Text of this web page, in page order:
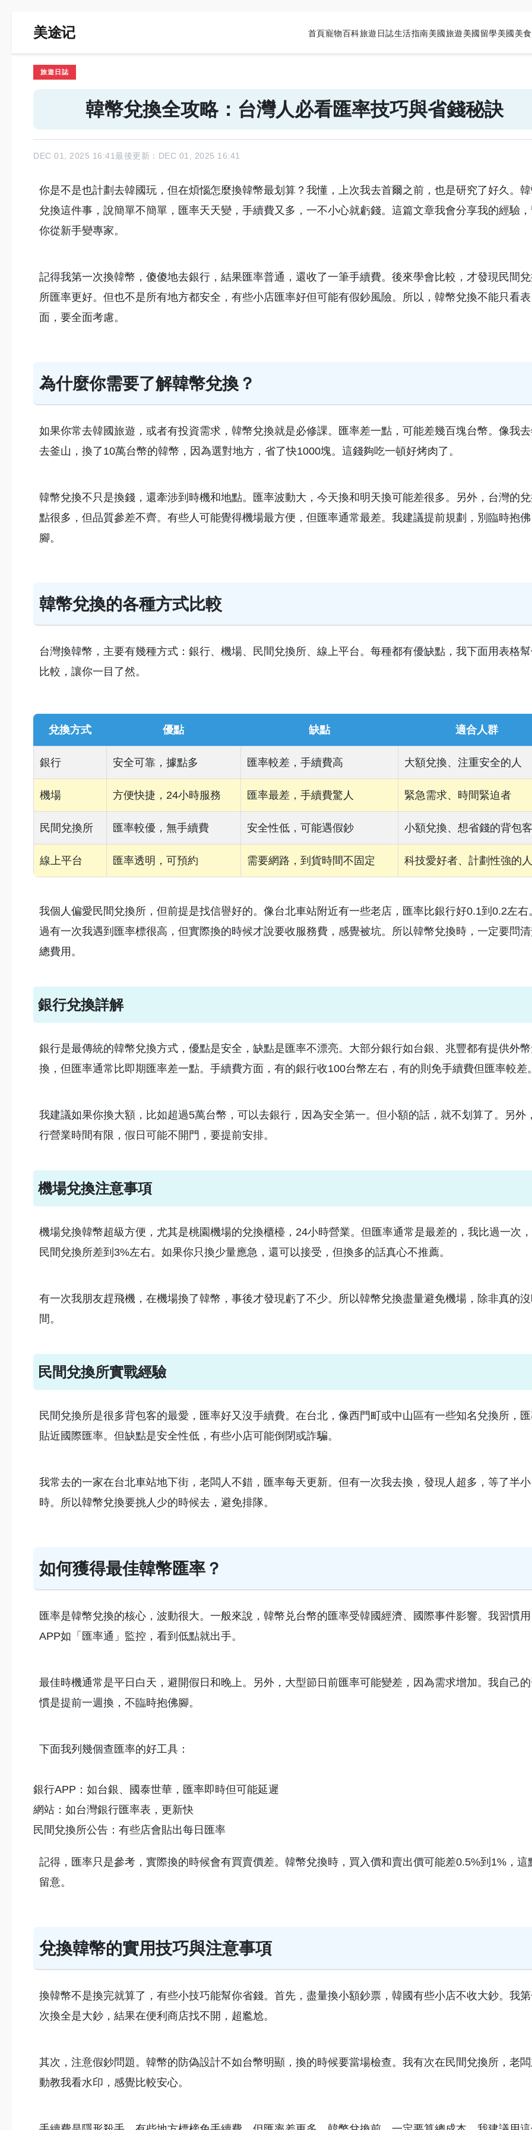
美途记 首頁寵物百科旅遊日誌生活指南美國旅遊美國留學美國美食
旅遊日誌
韓幣兌換全攻略：台灣人必看匯率技巧與省錢秘訣
DEC 01, 2025 16:41最後更新：DEC 01, 2025 16:41
你是不是也計劃去韓國玩，但在煩惱怎麼換韓幣最划算？我懂，上次我去首爾之前，也是研究了好久。
兌換這件事，說簡單不簡單，匯率天天變，手續費又多，一不小心就虧錢。這篇文章我會分享我的經驗
你從新手變專家。
記得我第一次換韓幣，傻傻地去銀行，結果匯率普通，還收了一筆手續費。後來學會比較，才發現民間
所匯率更好。但也不是所有地方都安全，有些小店匯率好但可能有假鈔風險。所以，韓幣兌換不能只看表
面，要全面考慮。
為什麼你需要了解韓幣兌換？
如果你常去韓國旅遊，或者有投資需求，韓幣兌換就是必修課。匯率差一點，可能差幾百塊台幣。像我
去釜山，換了10萬台幣的韓幣，因為選對地方，省了快1000塊。這錢夠吃一頓好烤肉了。
韓幣兌換不只是換錢，還牽涉到時機和地點。匯率波動大，今天換和明天換可能差很多。另外，台灣的
點很多，但品質參差不齊。有些人可能覺得機場最方便，但匯率通常最差。我建議提前規劃，別臨時抱佛
腳。
韓幣兌換的各種方式比較
台灣換韓幣，主要有幾種方式：銀行、機場、民間兌換所、線上平台。每種都有優缺點，我下面用表格
比較，讓你一目了然。
兌換方式 優點 缺點 適合人群
銀行 安全可靠，據點多 匯率較差，手續費高 大額兌換、注重安全的人
機場 方便快捷，24小時服務 匯率最差，手續費驚人 緊急需求、時間緊迫者
民間兌換所 匯率較優，無手續費 安全性低，可能遇假鈔 小額兌換、想省錢的背包客
線上平台 匯率透明，可預約 需要網路，到貨時間不固定 科技愛好者、計劃性強的人
我個人偏愛民間兌換所，但前提是找信譽好的。像台北車站附近有一些老店，匯率比銀行好0.1到0.2左右
過有一次我遇到匯率標很高，但實際換的時候才說要收服務費，感覺被坑。所以韓幣兌換時，一定要問
總費用。
銀行兌換詳解
銀行是最傳統的韓幣兌換方式，優點是安全，缺點是匯率不漂亮。大部分銀行如台銀、兆豐都有提供外
換，但匯率通常比即期匯率差一點。手續費方面，有的銀行收100台幣左右，有的則免手續費但匯率較差
我建議如果你換大額，比如超過5萬台幣，可以去銀行，因為安全第一。但小額的話，就不划算了。另外
行營業時間有限，假日可能不開門，要提前安排。
機場兌換注意事項
機場兌換韓幣超級方便，尤其是桃園機場的兌換櫃檯，24小時營業。但匯率通常是最差的，我比過一次
民間兌換所差到3%左右。如果你只換少量應急，還可以接受，但換多的話真心不推薦。
有一次我朋友趕飛機，在機場換了韓幣，事後才發現虧了不少。所以韓幣兌換盡量避免機場，除非真的
間。
民間兌換所實戰經驗
民間兌換所是很多背包客的最愛，匯率好又沒手續費。在台北，像西門町或中山區有一些知名兌換所，
貼近國際匯率。但缺點是安全性低，有些小店可能倒閉或詐騙。
我常去的一家在台北車站地下街，老闆人不錯，匯率每天更新。但有一次我去換，發現人超多，等了半小
時。所以韓幣兌換要挑人少的時候去，避免排隊。
如何獲得最佳韓幣匯率？
匯率是韓幣兌換的核心，波動很大。一般來說，韓幣兑台幣的匯率受韓國經濟、國際事件影響。我習慣用
APP如「匯率通」監控，看到低點就出手。
最佳時機通常是平日白天，避開假日和晚上。另外，大型節日前匯率可能變差，因為需求增加。我自己
慣是提前一週換，不臨時抱佛腳。
下面我列幾個查匯率的好工具：
銀行APP：如台銀、國泰世華，匯率即時但可能延遲
網站：如台灣銀行匯率表，更新快
民間兌換所公告：有些店會貼出每日匯率
記得，匯率只是參考，實際換的時候會有買賣價差。韓幣兌換時，買入價和賣出價可能差0.5%到1%，這
留意。
兌換韓幣的實用技巧與注意事項
換韓幣不是換完就算了，有些小技巧能幫你省錢。首先，盡量換小額鈔票，韓國有些小店不收大鈔。我
次換全是大鈔，結果在便利商店找不開，超尷尬。
其次，注意假鈔問題。韓幣的防偽設計不如台幣明顯，換的時候要當場檢查。我有次在民間兌換所，老
動教我看水印，感覺比較安心。